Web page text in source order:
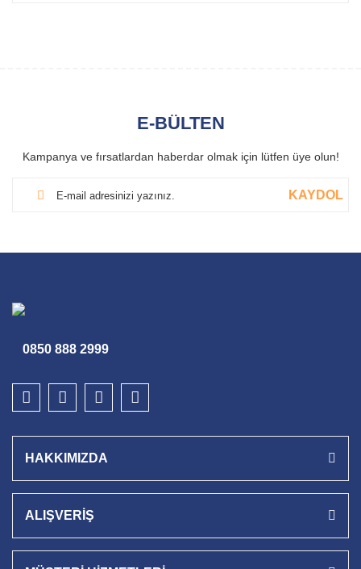
E-BÜLTEN
Kampanya ve fırsatlardan haberdar olmak için lütfen üye olun!
KAYDOL
0850 888 2999
HAKKIMIZDA
ALIŞVERİŞ